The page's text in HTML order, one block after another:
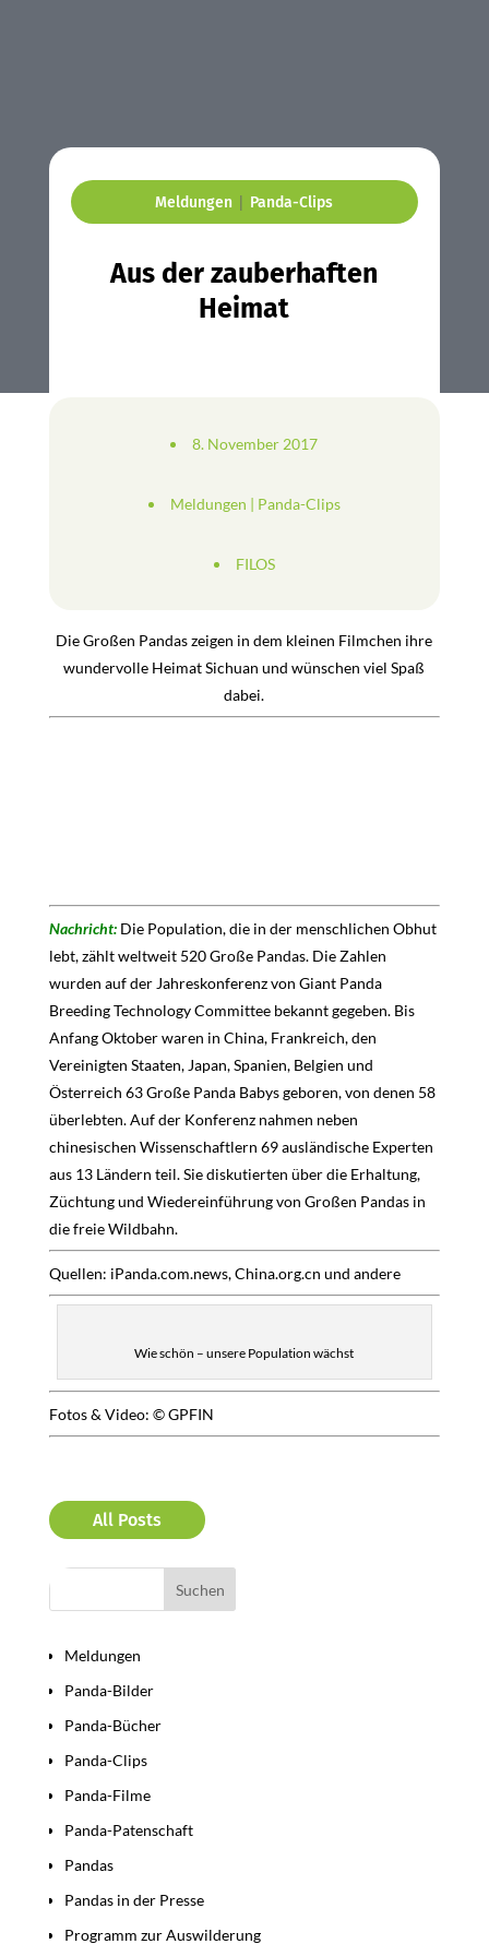
Meldungen | Panda-Clips
Aus der zauberhaften
Heimat
8. November 2017
Meldungen | Panda-Clips
FILOS
Die Großen Pandas zeigen in dem kleinen Filmchen ihre
wundervolle Heimat Sichuan und wünschen viel Spaß
dabei.
Nachricht:Die Population, die in der menschlichen Obhut
lebt, zählt weltweit 520 Große Pandas. Die Zahlen
wurden auf der Jahreskonferenz von Giant Panda
Breeding Technology Committee bekannt gegeben. Bis
Anfang Oktober waren in China, Frankreich, den
Vereinigten Staaten, Japan, Spanien, Belgien und
Österreich 63 Große Panda Babys geboren, von denen 58
überlebten. Auf der Konferenz nahmen neben
chinesischen Wissenschaftlern 69 ausländische Experten
aus 13 Ländern teil. Sie diskutierten über die Erhaltung,
Züchtung und Wiedereinführung von Großen Pandas in
die freie Wildbahn.
Quellen: iPanda.com.news, China.org.cn und andere
Wie schön – unsere Population wächst
Fotos & Video: © GPFIN
All Posts
Meldungen
Panda-Bilder
Panda-Bücher
Panda-Clips
Panda-Filme
Panda-Patenschaft
Pandas
Pandas in der Presse
Programm zur Auswilderung